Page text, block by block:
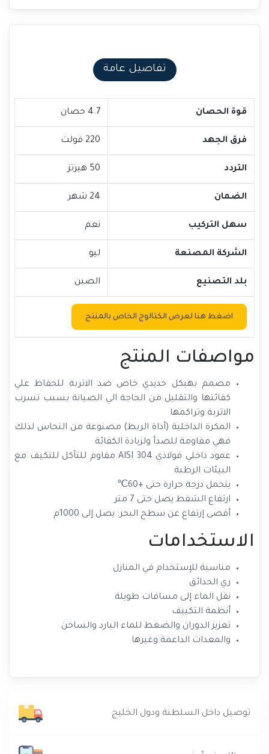
تفاصيل عامة
قوة الحصان 4.7 حصان
فرق الجهد 220 فولت
التردد 50 هيرتز
الضمان 24 شهر
سهل التركيب نعم
الشركة المصنعة ليو
بلد التصنيع الصين
اضغط هنا لعرض الكتالوج الخاص بالمنتج
مواصفات المنتج
مصمم بهيكل حديدي خاص ضد الاتربة للحفاظ علي
كفائتها والتقليل من الحاجة الي الصيانة بسبب تسرب
الاتربة وتراكمها
المكرة الداخلية (أداة الربط) مصنوعة من النحاس لذلك
فهي مقاومة للصدأ ولزيادة الكفائة
عمود داخلي فولاذي AISI 304 مقاوم للتآكل للتكيف مع
البيئات الرطبة
يتحمل درجة حرارة حتى +60℃
ارتفاع الشفط يصل حتى 7 متر
أقصى إرتفاع عن سطح البحر: يصل إلى 1000م
الاستخدامات
مناسبة للإستخدام في المنازل
ري الحدائق
نقل الماء إلى مسافات طويلة
أنظمة التكييف
تعزيز الدوران والضغط للماء البارد والساخن
والمعدات الداعمة وغيرها
توصيل داخل السلطنة ودول الخليج